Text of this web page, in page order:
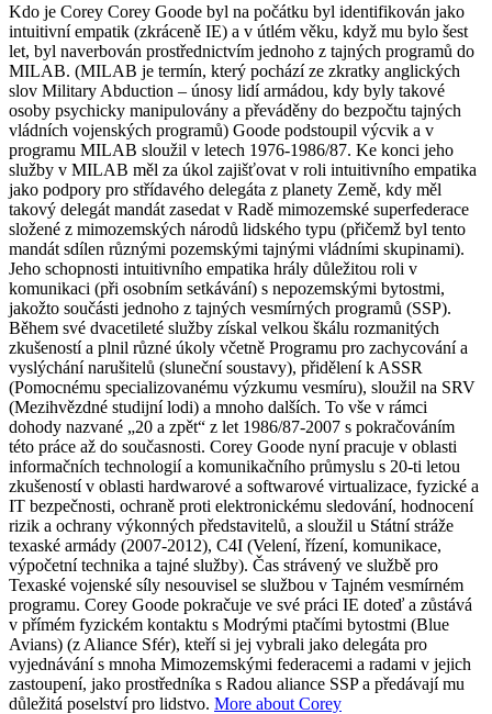
Kdo je Corey Corey Goode byl na počátku byl identifikován jako
intuitivní empatik (zkráceně IE) a v útlém věku, když mu bylo šest
let, byl naverbován prostřednictvím jednoho z tajných programů do
MILAB. (MILAB je termín, který pochází ze zkratky anglických
slov Military Abduction – únosy lidí armádou, kdy byly takové
osoby psychicky manipulovány a převáděny do bezpočtu tajných
vládních vojenských programů) Goode podstoupil výcvik a v
programu MILAB sloužil v letech 1976-1986/87. Ke konci jeho
služby v MILAB měl za úkol zajišťovat v roli intuitivního empatika
jako podpory pro střídavého delegáta z planety Země, kdy měl
takový delegát mandát zasedat v Radě mimozemské superfederace
složené z mimozemských národů lidského typu (přičemž byl tento
mandát sdílen různými pozemskými tajnými vládními skupinami).
Jeho schopnosti intuitivního empatika hrály důležitou roli v
komunikaci (při osobním setkávání) s nepozemskými bytostmi,
jakožto součásti jednoho z tajných vesmírných programů (SSP).
Během své dvacetileté služby získal velkou škálu rozmanitých
zkušeností a plnil různé úkoly včetně Programu pro zachycování a
vyslýchání narušitelů (sluneční soustavy), přidělení k ASSR
(Pomocnému specializovanému výzkumu vesmíru), sloužil na SRV
(Mezihvězdné studijní lodi) a mnoho dalších. To vše v rámci
dohody nazvané „20 a zpět“ z let 1986/87-2007 s pokračováním
této práce až do současnosti. Corey Goode nyní pracuje v oblasti
informačních technologií a komunikačního průmyslu s 20-ti letou
zkušeností v oblasti hardwarové a softwarové virtualizace, fyzické a
IT bezpečnosti, ochraně proti elektronickému sledování, hodnocení
rizik a ochrany výkonných představitelů, a sloužil u Státní stráže
texaské armády (2007-2012), C4I (Velení, řízení, komunikace,
výpočetní technika a tajné služby). Čas strávený ve službě pro
Texaské vojenské síly nesouvisel se službou v Tajném vesmírném
programu. Corey Goode pokračuje ve své práci IE doteď a zůstává
v přímém fyzickém kontaktu s Modrými ptačími bytostmi (Blue
Avians) (z Aliance Sfér), kteří si jej vybrali jako delegáta pro
vyjednávání s mnoha Mimozemskými federacemi a radami v jejich
zastoupení, jako prostředníka s Radou aliance SSP a předávají mu
důležitá poselství pro lidstvo. More about Corey